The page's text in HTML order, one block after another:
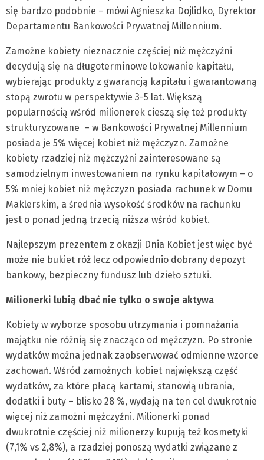
się bardzo podobnie – mówi Agnieszka Dojlidko, Dyrektor
Departamentu Bankowości Prywatnej Millennium.
Zamożne kobiety nieznacznie częściej niż mężczyźni
decydują się na długoterminowe lokowanie kapitału,
wybierając produkty z gwarancją kapitału i gwarantowaną
stopą zwrotu w perspektywie 3-5 lat. Większą
popularnością wśród milionerek cieszą się też produkty
strukturyzowane – w Bankowości Prywatnej Millennium
posiada je 5% więcej kobiet niż mężczyzn. Zamożne
kobiety rzadziej niż mężczyźni zainteresowane są
samodzielnym inwestowaniem na rynku kapitałowym – o
5% mniej kobiet niż mężczyzn posiada rachunek w Domu
Maklerskim, a średnia wysokość środków na rachunku
jest o ponad jedną trzecią niższa wśród kobiet.
Najlepszym prezentem z okazji Dnia Kobiet jest więc być
może nie bukiet róż lecz odpowiednio dobrany depozyt
bankowy, bezpieczny fundusz lub dzieło sztuki.
Milionerki lubią dbać nie tylko o swoje aktywa
Kobiety w wyborze sposobu utrzymania i pomnażania
majątku nie różnią się znacząco od mężczyzn. Po stronie
wydatków można jednak zaobserwować odmienne wzorce
zachowań. Wśród zamożnych kobiet największą część
wydatków, za które płacą kartami, stanowią ubrania,
dodatki i buty – blisko 28 %, wydają na ten cel dwukrotnie
więcej niż zamożni mężczyźni. Milionerki ponad
dwukrotnie częściej niż milionerzy kupują też kosmetyki
(7,1% vs 2,8%), a rzadziej ponoszą wydatki związane z